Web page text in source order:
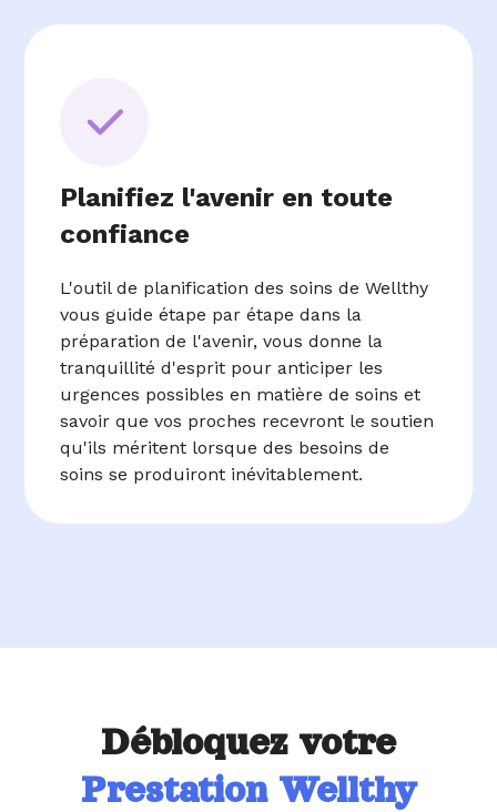
Planifiez l'avenir en toute
confiance
L'outil de planification des soins de Wellthy
vous guide étape par étape dans la
préparation de l'avenir, vous donne la
tranquillité d'esprit pour anticiper les
urgences possibles en matière de soins et
savoir que vos proches recevront le soutien
qu'ils méritent lorsque des besoins de
soins se produiront inévitablement.
Débloquez votre
Prestation Wellthy